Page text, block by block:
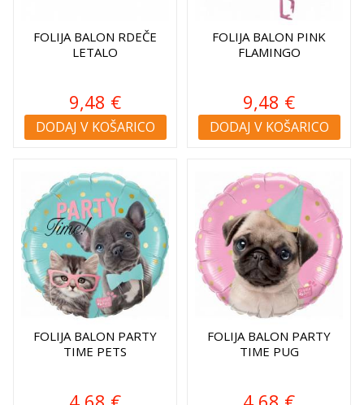
FOLIJA BALON RDEČE
LETALO
9,48 €
DODAJ V KOŠARICO
FOLIJA BALON PINK
FLAMINGO
9,48 €
DODAJ V KOŠARICO
FOLIJA BALON PARTY
TIME PETS
FOLIJA BALON PARTY
TIME PUG